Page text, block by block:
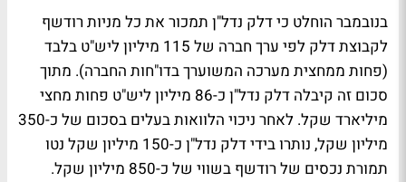
בנובמבר הוחלט כי דלק נדל"ן תמכור את כל מניות רודשף
לקבוצת דלק לפי ערך חברה של 115 מיליון ליש"ט בלבד
(פחות ממחצית מערכה המשוערך בדו"חות החברה). מתוך
סכום זה קיבלה דלק נדל"ן כ-86 מיליון ליש"ט פחות מחצי
מיליארד שקל. לאחר ניכוי הלוואות בעלים בסכום של כ-350
מיליון שקל, נותרו בידי דלק נדל"ן כ-150 מיליון שקל נטו
תמורת נכסים של רודשף בשווי של כ-850 מיליון שקל.